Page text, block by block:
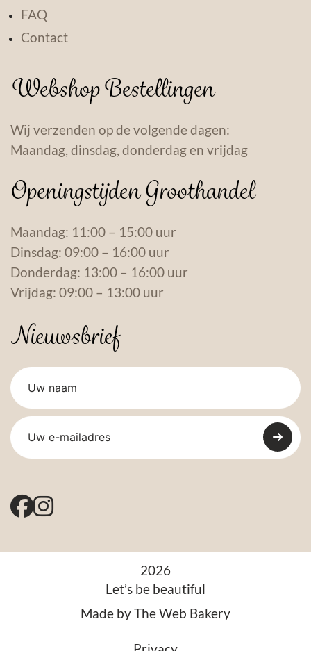
FAQ
Contact
Webshop Bestellingen
Wij verzenden op de volgende dagen:
Maandag, dinsdag, donderdag en vrijdag
Openingstijden Groothandel
Maandag: 11:00 – 15:00 uur
Dinsdag: 09:00 – 16:00 uur
Donderdag: 13:00 – 16:00 uur
Vrijdag: 09:00 – 13:00 uur
Nieuwsbrief
2026
Let’s be beautiful
Made byThe Web Bakery